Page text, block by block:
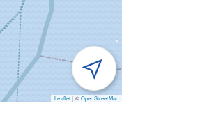
Leaflet | ©OpenStreetMap